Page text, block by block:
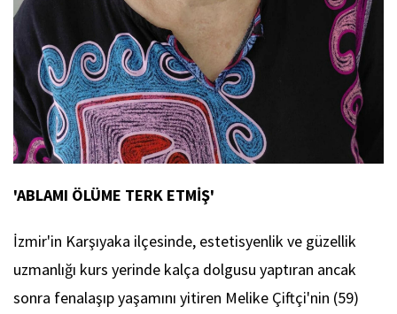
'ABLAMI ÖLÜME TERK ETMİŞ'
İzmir'in Karşıyaka ilçesinde, estetisyenlik ve güzellik
uzmanlığı kurs yerinde kalça dolgusu yaptıran ancak
sonra fenalaşıp yaşamını yitiren Melike Çiftçi'nin (59)